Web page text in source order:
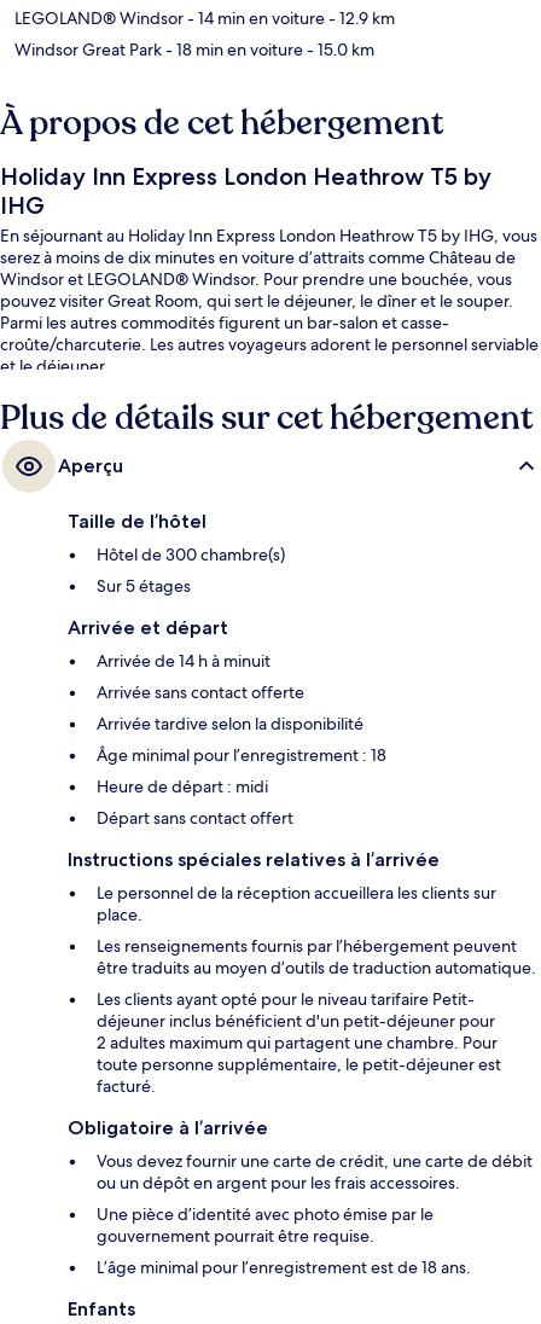
LEGOLAND® Windsor- 14 min en voiture- 12.9 km
Windsor Great Park- 18 min en voiture- 15.0 km
À propos de cet hébergement
Holiday Inn Express London Heathrow T5 by
IHG
En séjournant au Holiday Inn Express London Heathrow T5 by IHG, vous
serez à moins de dix minutes en voiture d’attraits comme Château de
Windsor et LEGOLAND® Windsor. Pour prendre une bouchée, vous
pouvez visiter Great Room, qui sert le déjeuner, le dîner et le souper.
Parmi les autres commodités figurent un bar-salon et casse-
croûte/charcuterie. Les autres voyageurs adorent le personnel serviable
et le déjeuner.
Plus de détails sur cet hébergement
Aperçu
Taille de l’hôtel
Hôtel de 300 chambre(s)
Sur 5 étages
Arrivée et départ
Arrivée de 14 h à minuit
Arrivée sans contact offerte
Arrivée tardive selon la disponibilité
Âge minimal pour l’enregistrement : 18
Heure de départ : midi
Départ sans contact offert
Instructions spéciales relatives à l’arrivée
Le personnel de la réception accueillera les clients sur
place.
Les renseignements fournis par l’hébergement peuvent
être traduits au moyen d’outils de traduction automatique.
Les clients ayant opté pour le niveau tarifaire Petit-
déjeuner inclus bénéficient d'un petit-déjeuner pour
2 adultes maximum qui partagent une chambre. Pour
toute personne supplémentaire, le petit-déjeuner est
facturé.
Obligatoire à l’arrivée
Vous devez fournir une carte de crédit, une carte de débit
ou un dépôt en argent pour les frais accessoires.
Une pièce d’identité avec photo émise par le
gouvernement pourrait être requise.
L’âge minimal pour l’enregistrement est de 18 ans.
Enfants